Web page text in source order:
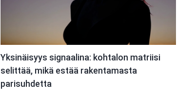
Yksinäisyys signaalina: kohtalon matriisi
selittää, mikä estää rakentamasta
parisuhdetta